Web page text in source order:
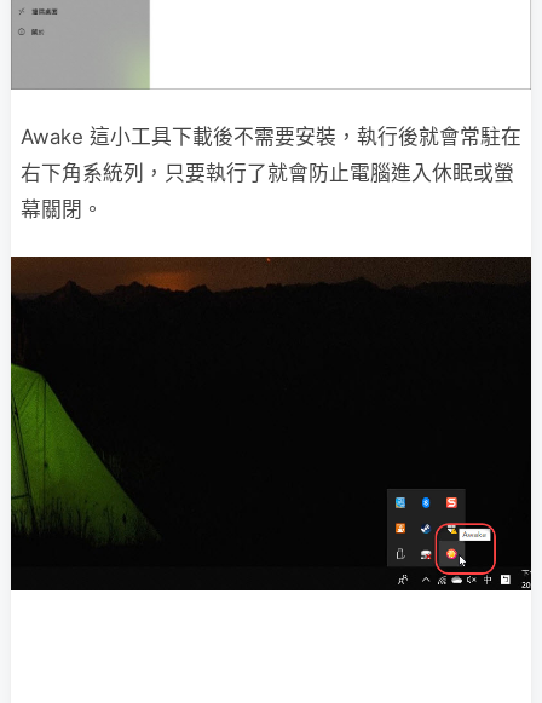
Awake 這小工具下載後不需要安裝，執行後就會常駐在
右下角系統列，只要執行了就會防止電腦進入休眠或螢
幕關閉。